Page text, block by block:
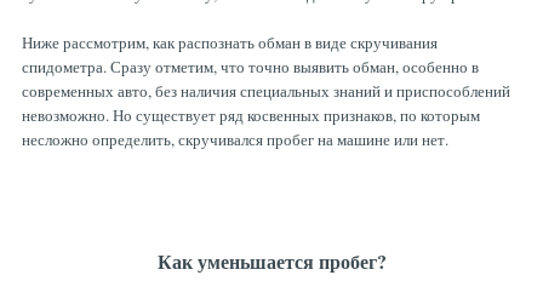
Ниже рассмотрим, как распознать обман в виде скручивания
спидометра. Сразу отметим, что точно выявить обман, особенно в
современных авто, без наличия специальных знаний и приспособлений
невозможно. Но существует ряд косвенных признаков, по которым
несложно определить, скручивался пробег на машине или нет.
Как уменьшается пробег?
ТОРМОЗНЫЕ КОЛОДКИ
ТОРМОЗНЫЕ ДИСКИ